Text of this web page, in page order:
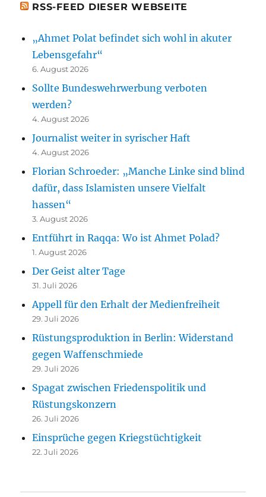
RSS-FEED DIESER WEBSEITE
„Ahmet Polat befindet sich wohl in akuter
Lebensgefahr“
6. August 2026
Sollte Bundeswehrwerbung verboten
werden?
4. August 2026
Journalist weiter in syrischer Haft
4. August 2026
Florian Schroeder: „Manche Linke sind blind
dafür, dass Islamisten unsere Vielfalt
hassen“
3. August 2026
Entführt in Raqqa: Wo ist Ahmet Polad?
1. August 2026
Der Geist alter Tage
31. Juli 2026
Appell für den Erhalt der Medienfreiheit
29. Juli 2026
Rüstungsproduktion in Berlin: Widerstand
gegen Waffenschmiede
29. Juli 2026
Spagat zwischen Friedenspolitik und
Rüstungskonzern
26. Juli 2026
Einsprüche gegen Kriegstüchtigkeit
22. Juli 2026